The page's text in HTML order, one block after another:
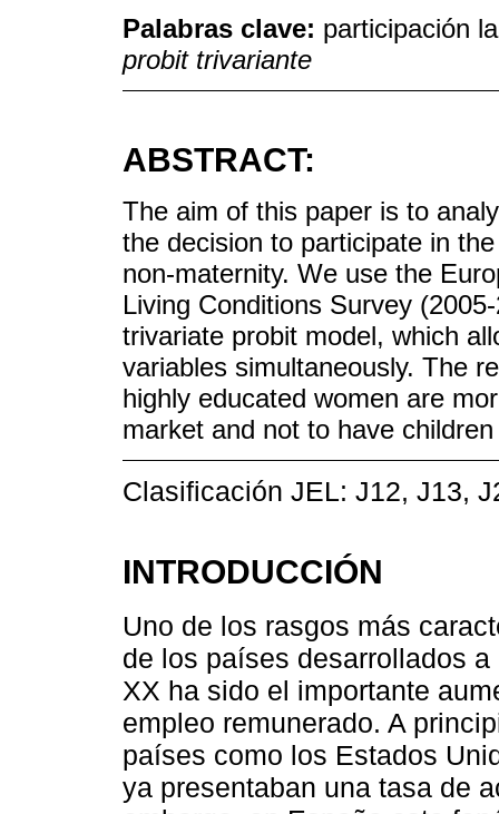
Palabras clave: participación
probit trivariante
ABSTRACT:
The aim of this paper is to
the decision to participate in
non-maternity. We use the
Living Conditions Survey
trivariate probit model, which
variables simultaneously. The
highly educated women are
market and not to have
Clasificación JEL: J12, J13,
INTRODUCCIÓN
Uno de los rasgos más
de los países desarrollados
XX ha sido el importante
empleo remunerado. A
países como los Estados
ya presentaban una tasa de